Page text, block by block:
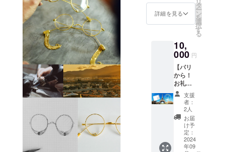
ニューヨー
た美しさへ
の視点に感
銘を受け、
日本に帰国
後2017年に
アイジュエ
リーブラン
BOOKARTを
スタートさ
セージ
をメー
ルにて
お送り
ます。
詳細を見る
タ
ー
ン
を
選
択
す
る
10,
000 円
【パリ
から！
お礼の
絵手
紙】 絵
手紙に
お礼の
メッ
セージ
を添え
て、現
支援
者：
2人
お届
け予
定：
2024
年09